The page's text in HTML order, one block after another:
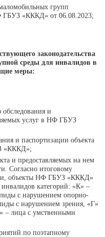
групп
ГБУЗ «КККД» от 06.08.2023;
законодательства
среды для инвалидов в
меры:
и
услуг в НФ ГБУЗ
и паспортизации объекта
«КККД»;
и предоставляемых на нем
Согласно итоговому
объекты НФ ГБУЗ «КККД»
категорий: «К» –
с нарушением опорно-
с нарушением зрения, «Г»
– лица с умственными
по поэтапному